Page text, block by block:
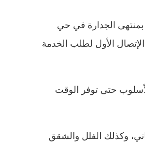
الجدارة في حي
الأول لطلب الخدمة
حتى توفر الوقت
وكذلك الفلل والشقق